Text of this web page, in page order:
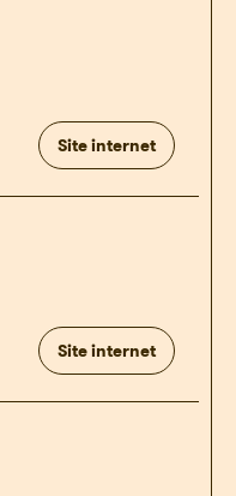
Site internet
Site internet